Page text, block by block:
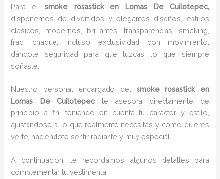
Para el smoke rosasticken Lomas De Cuilotepec,
disponemos de divertidos y elegantes diseños, estilos
clásicos, modernos, brillantes, transparencias, smoking,
frac, chaqué, incluso exclusividad con movimiento,
dándote seguridad para que luzcas lo que siempre
soñaste.
Nuestro personal encargado del smoke rosasticken
Lomas De Cuilotepecte asesora directamente de
principio a fin, teniendo en cuenta tu carácter y estilo,
ajustándose a lo que realmente necesitas y cómo quieres
verte, haciéndote sentir radiante y muy especial.
A continuación, te recordamos algunos detalles para
complementar tu vestimenta.